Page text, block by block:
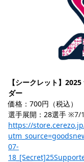
【シークレット】
ダー
価格：700円（税込）
選手展開：28選手 ※7/
https://
07-